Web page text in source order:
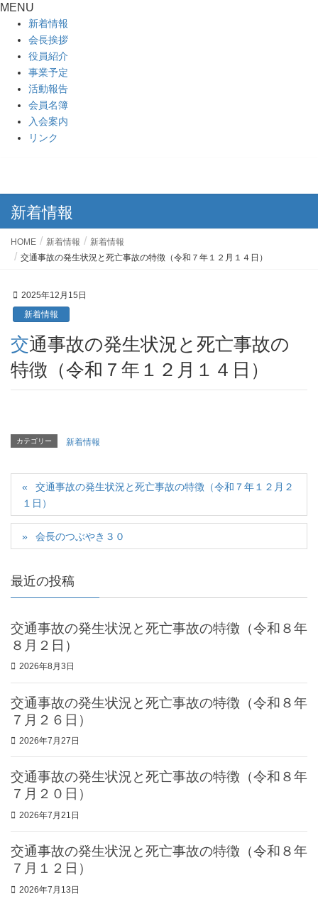
MENU
新着情報
会長挨拶
役員紹介
事業予定
活動報告
会員名簿
入会案内
リンク
新着情報
HOME 新着情報
新着情報
交通事故の発生状況と死亡事故の特徴（令和７年１２月１４日）
2025年12月15日
新着情報
交通事故の発生状況と死亡事故の
特徴（令和７年１２月１４日）
カテゴリー 新着情報
交通事故の発生状況と死亡事故の特徴（令和７年１２月２
１日）
会長のつぶやき３０
最近の投稿
交通事故の発生状況と死亡事故の特徴（令和８年
８月２日）
2026年8月3日
交通事故の発生状況と死亡事故の特徴（令和８年
７月２６日）
2026年7月27日
交通事故の発生状況と死亡事故の特徴（令和８年
７月２０日）
2026年7月21日
交通事故の発生状況と死亡事故の特徴（令和８年
７月１２日）
2026年7月13日